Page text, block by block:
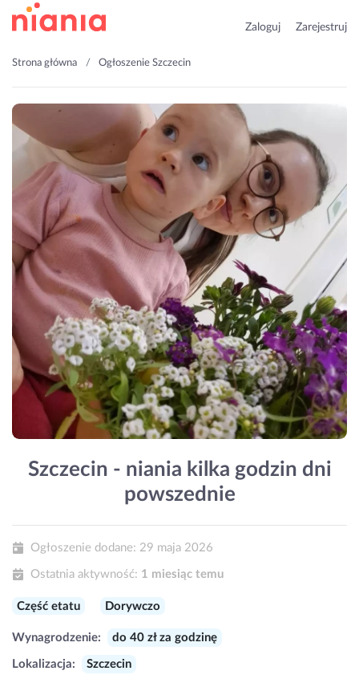
Zaloguj Zarejestruj
Strona główna Ogłoszenie Szczecin
Szczecin - niania kilka godzin dni
powszednie
Ogłoszenie dodane: 29 maja 2026
Ostatnia aktywność: 1 miesiąc temu
Część etatu Dorywczo
Wynagrodzenie: do 40 zł za godzinę
Lokalizacja: Szczecin